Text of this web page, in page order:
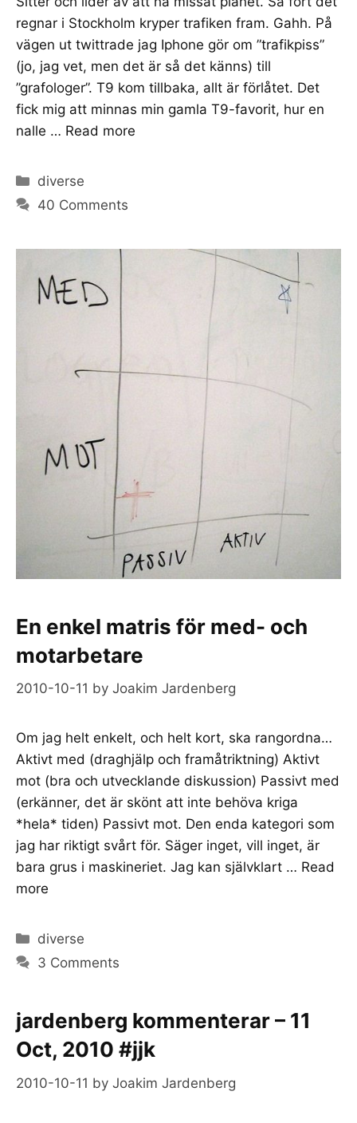
regnar i Stockholm kryper trafiken fram. Gahh. På
vägen ut twittrade jag Iphone gör om ”trafikpiss”
(jo, jag vet, men det är så det känns) till
”grafologer”. T9 kom tillbaka, allt är förlåtet. Det
fick mig att minnas min gamla T9-favorit, hur en
nalle … Read more
Categories
diverse
40 Comments
En enkel matris för med- och
motarbetare
2010-10-11 by Joakim Jardenberg
Om jag helt enkelt, och helt kort, ska rangordna…
Aktivt med (draghjälp och framåtriktning) Aktivt
mot (bra och utvecklande diskussion) Passivt med
(erkänner, det är skönt att inte behöva kriga
*hela* tiden) Passivt mot. Den enda kategori som
jag har riktigt svårt för. Säger inget, vill inget, är
bara grus i maskineriet. Jag kan självklart … Read
more
Categories
diverse
3 Comments
jardenberg kommenterar – 11
Oct, 2010 #jjk
2010-10-11 by Joakim Jardenberg